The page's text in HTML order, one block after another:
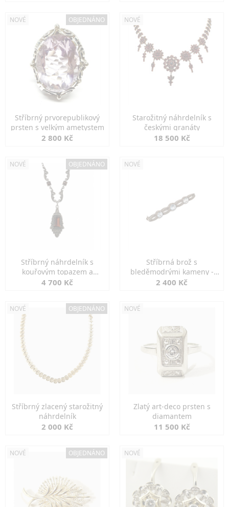
NOVÉ OBJEDNÁNO
Stříbrný prvorepublikový
prsten s velkým ametystem
2 800 Kč
NOVÉ
Starožitný náhrdelník s
českými granáty
18 500 Kč
NOVÉ OBJEDNÁNO
Stříbrný náhrdelník s
kouřovým topazem a
markazity
4 700 Kč
NOVÉ
Stříbrná brož s
bleděmodrými kameny -
jemná elegance
2 400 Kč
NOVÉ OBJEDNÁNO
Stříbrný zlacený starožitný
náhrdelník
2 000 Kč
NOVÉ
Zlatý art-deco prsten s
diamantem
11 500 Kč
NOVÉ OBJEDNÁNO NOVÉ